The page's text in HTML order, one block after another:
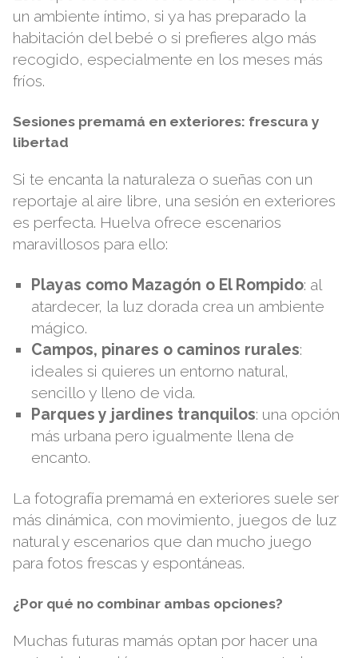
un ambiente íntimo, si ya has preparado la
habitación del bebé o si prefieres algo más
recogido, especialmente en los meses más
fríos.
Sesiones premamá en exteriores: frescura y
libertad
Si te encanta la naturaleza o sueñas con un
reportaje al aire libre, una sesión en exteriores
es perfecta. Huelva ofrece escenarios
maravillosos para ello:
Playas como Mazagón o El Rompido: al
atardecer, la luz dorada crea un ambiente
mágico.
Campos, pinares o caminos rurales:
ideales si quieres un entorno natural,
sencillo y lleno de vida.
Parques y jardines tranquilos: una opción
más urbana pero igualmente llena de
encanto.
La fotografía premamá en exteriores suele ser
más dinámica, con movimiento, juegos de luz
natural y escenarios que dan mucho juego
para fotos frescas y espontáneas.
¿Por qué no combinar ambas opciones?
Muchas futuras mamás optan por hacer una